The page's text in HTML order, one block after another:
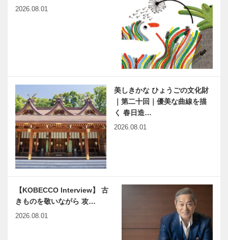
2026.08.01
美しきかな ひょうごの文化財
｜第二十回｜優美な曲線を描
く 春日造…
2026.08.01
【KOBECCO Interview】 古
きものを敬いながら 攻…
2026.08.01